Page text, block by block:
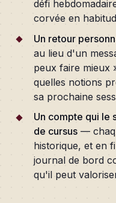
défi
corvée en
Un retour
au lieu d'un
peux faire mieux
quelles notions
sa prochaine
Un compte qui le
de cursus —
historique, et en
journal de bord
qu'il peut